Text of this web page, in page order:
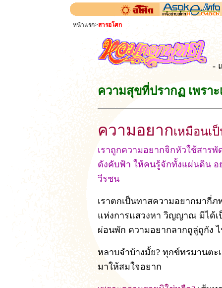
หน้าแรก>สารอโศก
-
ความสุขที่ปรากฏ เพรา
ความอยากเหมือนเ
เราถูกความอยากจิกหัวใช้สารพั
ดังคับฟ้า ให้คนรู้จักทั้งแผ่นดิน อ
วีรชน
เราตกเป็นทาสความอยากมากี่
แห่งการแสวงหา วิญญาณ มิได้เ
ผ่อนพัก ความอยากลากถูลู่ถูกัง
หลาบจำบ้างมั้ย? ทุกข์ทรมานตะ
มาให้สมใจอยาก